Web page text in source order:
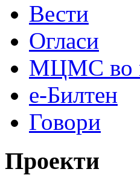
Вести
Огласи
МЦМС во
е-Билтен
Говори
Проекти